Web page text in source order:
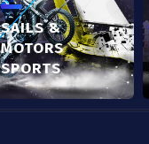
SAILS &
MOTORS
SPORTS